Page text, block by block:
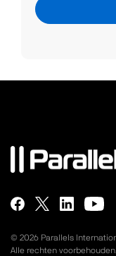
© 2026 Parallels
Alle rechten voorbehouden.